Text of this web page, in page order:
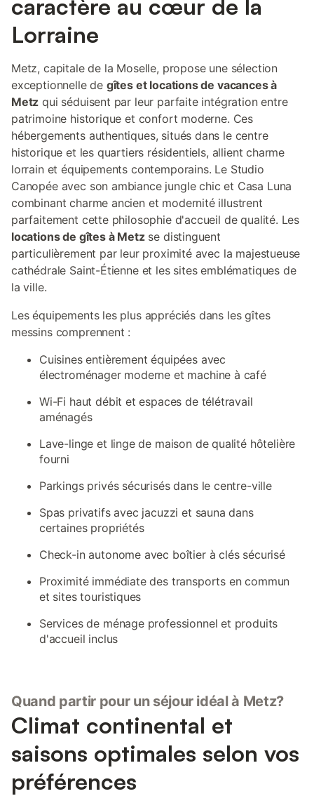
chaque étage. Il est partiellement occupé par le propriétaire à
certaines périodes de l’année. Les petits + du logement : •⁠
⁠Duplex d’architecte ⭐⭐⭐⭐⭐ •⁠ ⁠Emplacement central idéal •⁠
⁠Décoration raffinée et prestations haut de gamme •⁠ ⁠Deux
espaces nuit indépendants avec salle d’eau •⁠ ⁠Parfait pour f
caractère au cœur de la
Lorraine
Metz, capitale de la Moselle, propose une sélection
exceptionnelle de gîtes et locations de vacances à
Metz qui séduisent par leur parfaite intégration entre
patrimoine historique et confort moderne. Ces
hébergements authentiques, situés dans le centre
historique et les quartiers résidentiels, allient charme
lorrain et équipements contemporains. Le Studio
Canopée avec son ambiance jungle chic et Casa Luna
combinant charme ancien et modernité illustrent
parfaitement cette philosophie d'accueil de qualité. Les
locations de gîtes à Metzse distinguent
particulièrement par leur proximité avec la majestueuse
cathédrale Saint-Étienne et les sites emblématiques de
la ville.
Les équipements les plus appréciés dans les gîtes
messins comprennent :
Cuisines entièrement équipées avec
électroménager moderne et machine à café
Wi-Fi haut débit et espaces de télétravail
aménagés
Lave-linge et linge de maison de qualité hôtelière
fourni
Parkings privés sécurisés dans le centre-ville
Spas privatifs avec jacuzzi et sauna dans
certaines propriétés
Check-in autonome avec boîtier à clés sécurisé
Proximité immédiate des transports en commun
et sites touristiques
Services de ménage professionnel et produits
d'accueil inclus
Quand partir pour un séjour idéal à Metz?
Climat continental et
saisons optimales selon vos
préférences